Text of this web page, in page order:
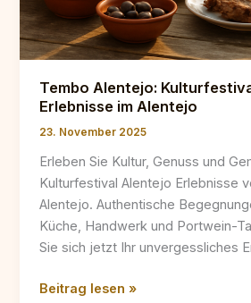
Tembo Alentejo:
Erlebnisse im Alentejo
23. November 2025
Erleben Sie Kultur, Genuss und
Kulturfestival Alentejo Erlebnisse
Alentejo. Authentische
Küche, Handwerk und Portwein-
Sie sich jetzt Ihr unvergessliches
Tembo
Beitrag lesen »